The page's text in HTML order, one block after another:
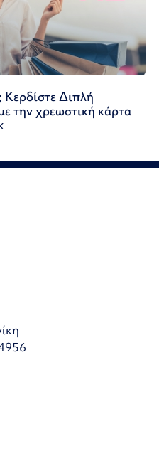
Κερδίστε Διπλή
την χρεωστική κάρτα